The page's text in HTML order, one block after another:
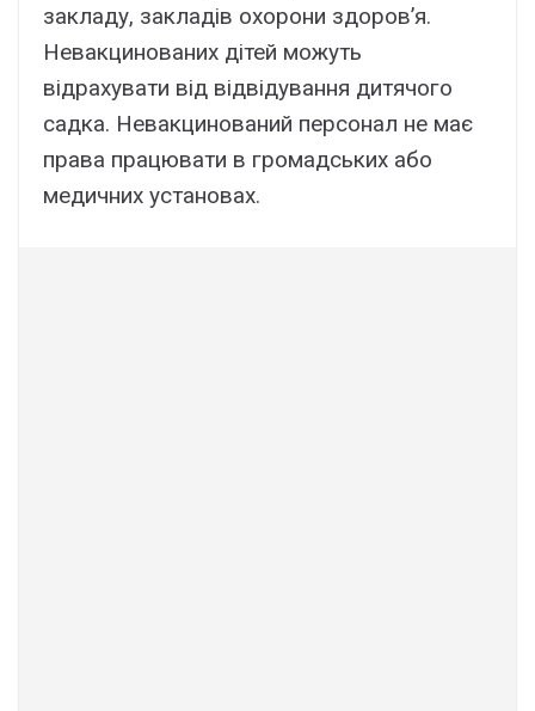
закладу, закладів охорони здоров’я.
Невакцинованих дітей можуть
відрахувати від відвідування дитячого
садка. Невакцинований персонал не має
права працювати в громадських або
медичних установах.